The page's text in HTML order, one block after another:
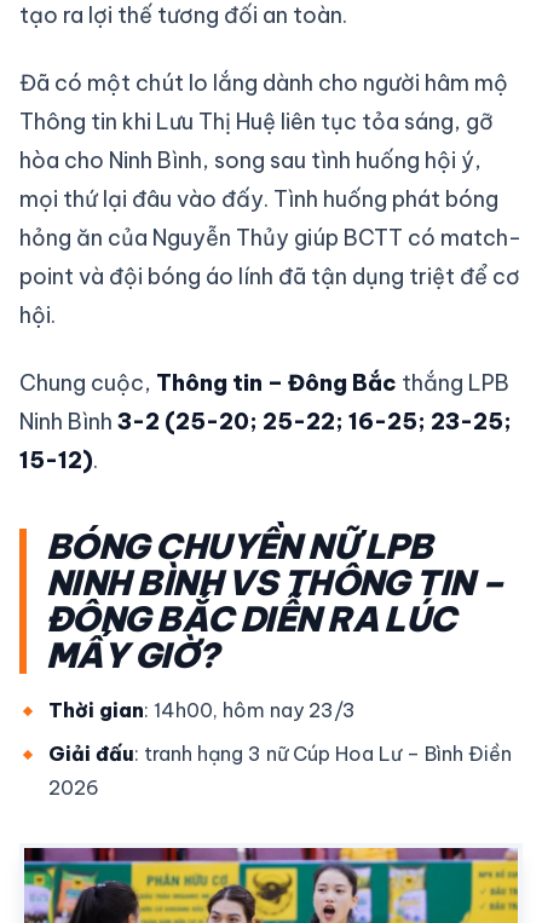
tạo ra lợi thế tương đối an toàn.
Đã có một chút lo lắng dành cho người hâm mộ
Thông tin khi Lưu Thị Huệ liên tục tỏa sáng, gỡ
hòa cho Ninh Bình, song sau tình huống hội ý,
mọi thứ lại đâu vào đấy. Tình huống phát bóng
hỏng ăn của Nguyễn Thủy giúp BCTT có match-
point và đội bóng áo lính đã tận dụng triệt để cơ
hội.
Chung cuộc, Thông tin – Đông Bắc thắng LPB
Ninh Bình 3-2 (25-20; 25-22; 16-25; 23-25;
15-12).
BÓNG CHUYỀN NỮ LPB
NINH BÌNH VS THÔNG TIN –
ĐÔNG BẮC DIỄN RA LÚC
MẤY GIỜ?
Thời gian: 14h00, hôm nay 23/3
Giải đấu: tranh hạng 3 nữ Cúp Hoa Lư – Bình Điền
2026